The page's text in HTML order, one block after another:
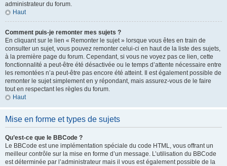
administrateur du forum.
Haut
Comment puis-je remonter mes sujets ?
En cliquant sur le lien « Remonter le sujet » lorsque vous êtes en train de
consulter un sujet, vous pouvez remonter celui-ci en haut de la liste des sujets,
à la première page du forum. Cependant, si vous ne voyez pas ce lien, cette
fonctionnalité a peut-être été désactivée ou le temps d’attente nécessaire entre
les remontées n’a peut-être pas encore été atteint. Il est également possible de
remonter le sujet simplement en y répondant, mais assurez-vous de le faire
tout en respectant les règles du forum.
Haut
Mise en forme et types de sujets
Qu’est-ce que le BBCode ?
Le BBCode est une implémentation spéciale du code HTML, vous offrant un
meilleur contrôle sur la mise en forme d’un message. L’utilisation du BBCode
est déterminée par l’administrateur mais il vous est également possible de la